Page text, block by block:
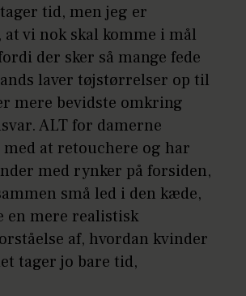
tid, men jeg er
at vi nok skal komme i mål
der sker så mange fede
laver tøjstørrelser op til
mere bevidste omkring
ALT for damerne
med at retouchere og har
med rynker på forsiden,
små led i den kæde,
en mere realistisk
af, hvordan kvinder
tager jo bare tid,